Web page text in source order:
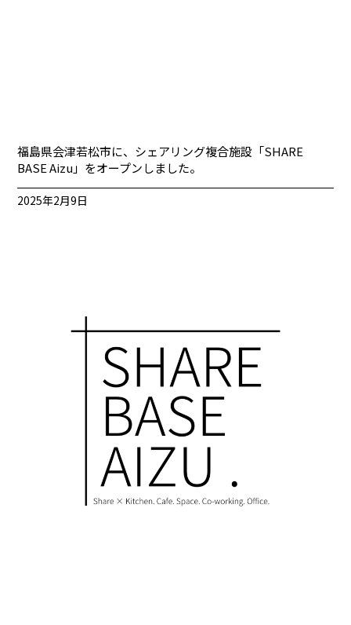
福島県会津若松市に、シェアリング複合施設「SHARE
BASE Aizu」をオープンしました。
2025年2月9日